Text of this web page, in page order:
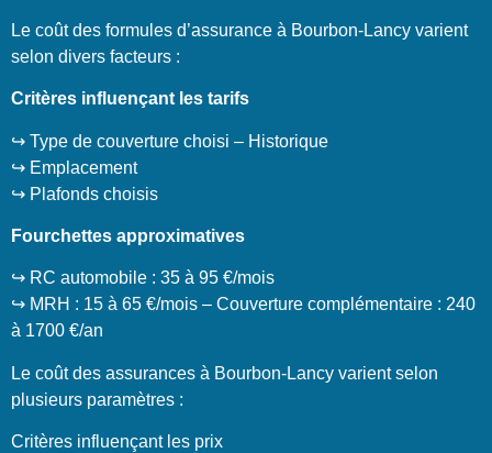
Le coût des formules d’assurance à Bourbon-Lancy varient
selon divers facteurs :
Critères influençant les tarifs
↪️ Type de couverture choisi – Historique
↪️ Emplacement
↪️ Plafonds choisis
Fourchettes approximatives
↪️ RC automobile : 35 à 95 €/mois
↪️ MRH : 15 à 65 €/mois – Couverture complémentaire : 240
à 1700 €/an
Le coût des assurances à Bourbon-Lancy varient selon
plusieurs paramètres :
Critères influençant les prix